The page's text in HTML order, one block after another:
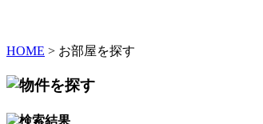
HOME > お部屋を探す